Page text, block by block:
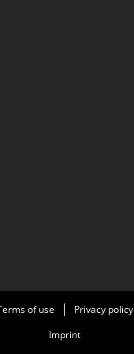
of use
Privacy policy
Imprint